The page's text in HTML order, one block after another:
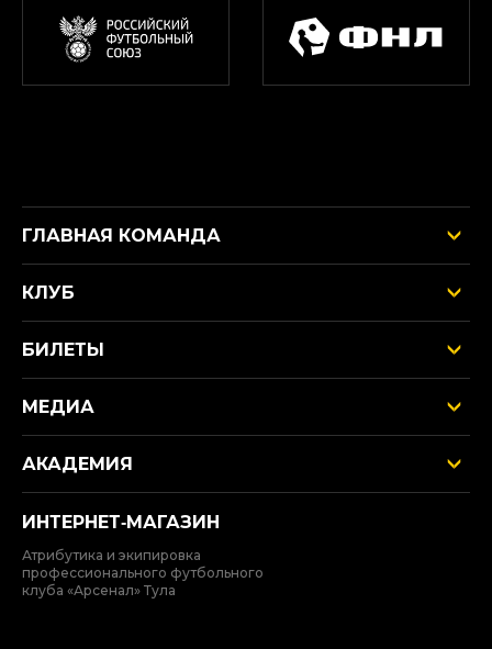
ГЛАВНАЯ КОМАНДА
КЛУБ
БИЛЕТЫ
МЕДИА
АКАДЕМИЯ
ИНТЕРНЕТ‑МАГАЗИН
Атрибутика и экипировка
профессионального футбольного
клуба «Арсенал» Тула